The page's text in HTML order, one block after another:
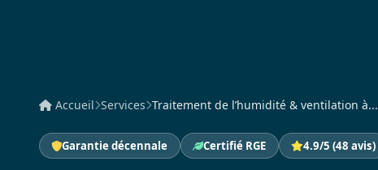
Accueil Services Traitement de l’humidité & ventilation à...
Garantie décennale Certifié RGE 4.9/5 (48 avis)